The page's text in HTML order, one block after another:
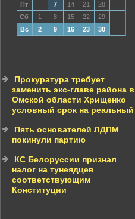
Пт
7 14 21
28
Сб
1 8 15 22
29
Вс
2 9 16 23 30
Прокуратура требует
заменить экс-главе района в
Омской области Хрищенко
условный срок на реальный
Пять основателей ЛДПМ
покинули партию
КС Белоруссии признал
налог на тунеядцев
соответствующим
Конституции